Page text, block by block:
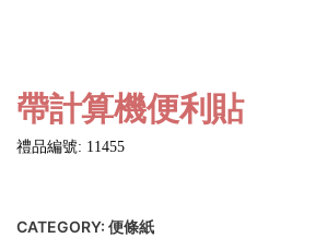
帶計算機便利貼
禮品編號: 11455
CATEGORY: 便條紙